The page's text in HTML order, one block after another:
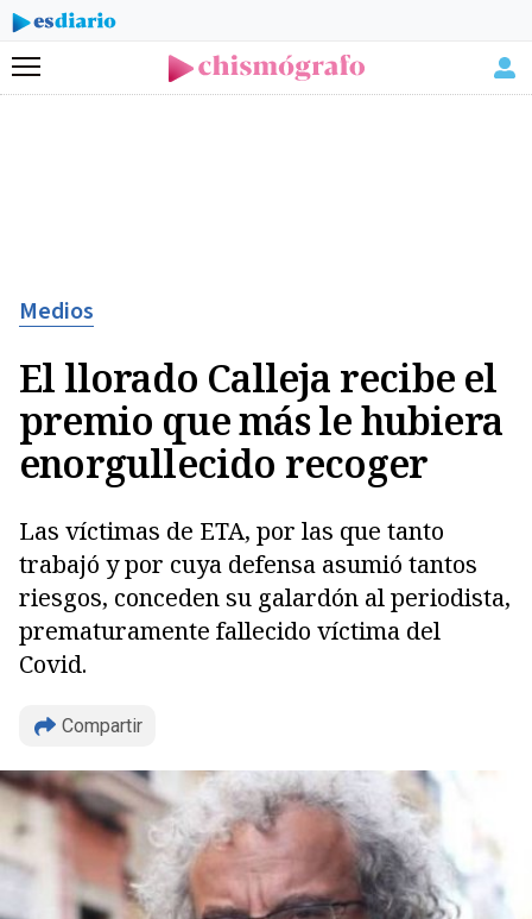
Menú
Medios
El llorado Calleja recibe el
premio que más le hubiera
enorgullecido recoger
Las víctimas de ETA, por las que tanto
trabajó y por cuya defensa asumió tantos
riesgos, conceden su galardón al periodista,
prematuramente fallecido víctima del
Covid.
Compartir
Copiar